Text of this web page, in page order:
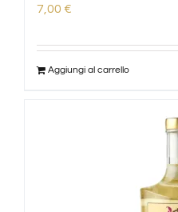
7,00 €
Aggiungi al carrello